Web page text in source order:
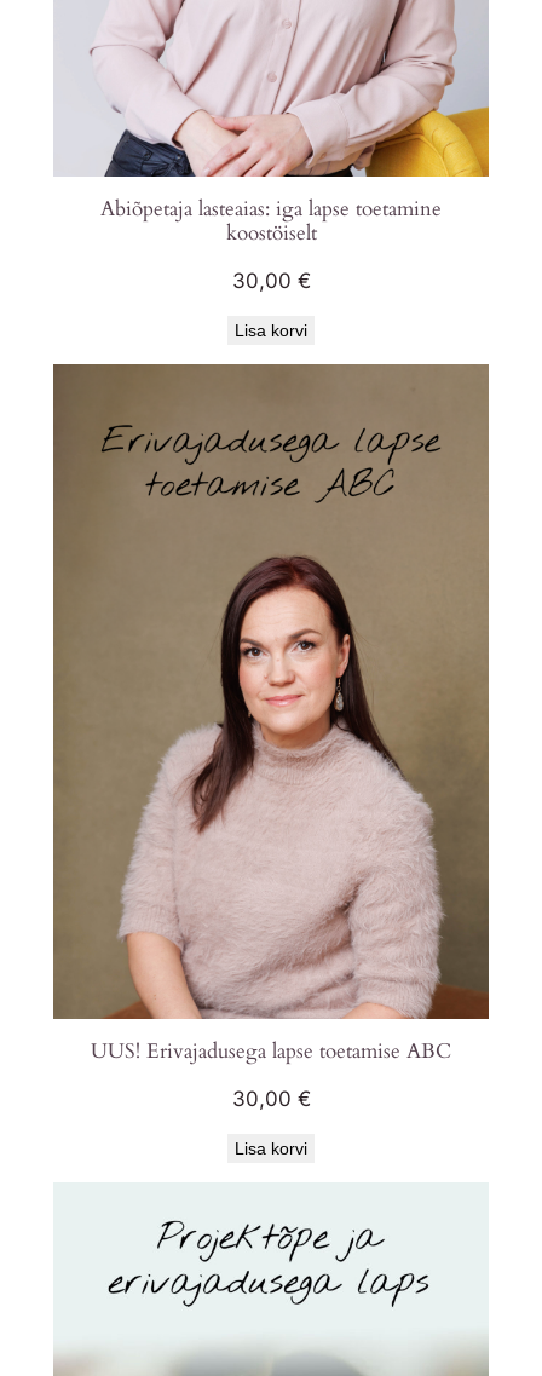
Abiõpetaja lasteaias: iga lapse toetamine
koostöiselt
30,00 €
Lisa korvi
UUS! Erivajadusega lapse toetamise ABC
30,00 €
Lisa korvi